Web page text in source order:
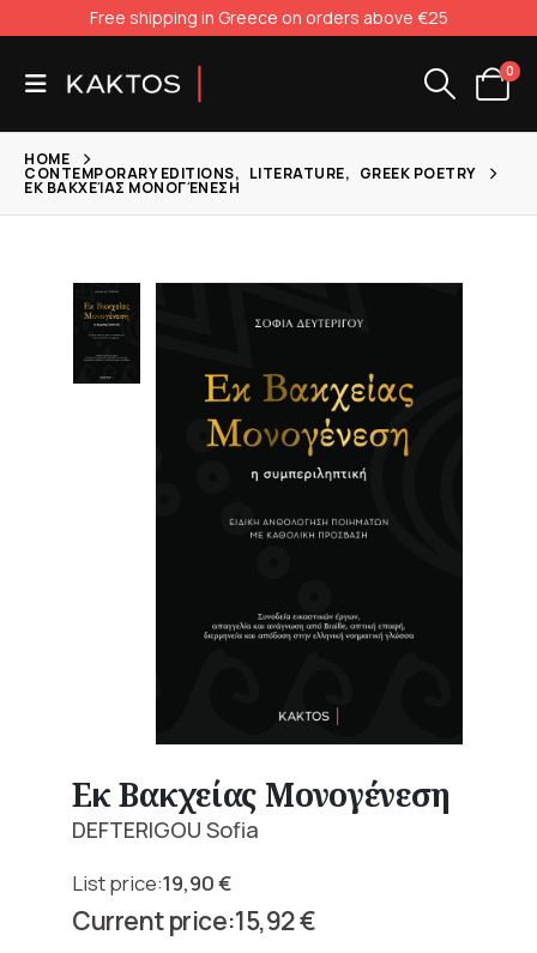
Free shipping in Greece on orders above €25
0
HOME
CONTEMPORARY EDITIONS, LITERATURE, GREEK POETRY
ΕΚ ΒΑΚΧΕΊΑΣ ΜΟΝΟΓΈΝΕΣΗ
Εκ Βακχείας Μονογένεση
DEFTERIGOU Sofia
19,90€
Original
price 15,92€